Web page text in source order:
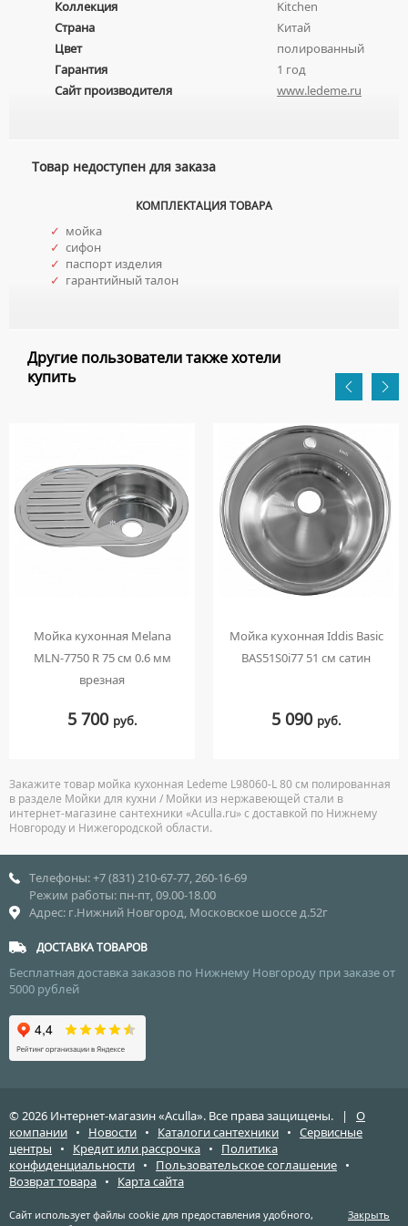
Коллекция
Kitchen
Страна
Китай
Цвет
полированный
Гарантия
1 год
Сайт производителя
www.ledeme.ru
Товар недоступен для заказа
КОМПЛЕКТАЦИЯ ТОВАРА
✓ мойка
✓ сифон
✓ паспорт изделия
✓ гарантийный талон
Другие пользователи также хотели
купить
Мойка кухонная Melana
MLN-7750 R 75 см 0.6 мм
врезная
5 700 руб.
Мойка кухонная Iddis Basic
BAS51S0i77 51 см сатин
5 090 руб.
Закажите товар мойка кухонная Ledeme L98060-L 80 см полированная
в разделе Мойки для кухни / Мойки из нержавеющей стали в
интернет-магазине сантехники «Aculla.ru» с доставкой по Нижнему
Новгороду и Нижегородской области.
СМЕСИТЕЛИ НА БОРТ ВАННЫ
ТЕРМОСТАТИЧЕСКИЕ СМЕСИТЕЛИ
ЦВЕТНЫЕ СМЕСИТЕЛИ
МЕБЕЛЬНЫЕ УМЫВАЛЬНИКИ
НАКЛАДНЫЕ УМЫВАЛЬНИКИ
ПОДВЕСНЫЕ УМЫВАЛЬНИКИ
УМЫВАЛЬНИКИ НАД СТИРАЛЬНЫМИ МАШИНАМИ
ПОЛУПЬЕДЕСТАЛЫ ДЛЯ УМЫВАЛЬНИКОВ
ПРИСТАВНЫЕ УНИТАЗЫ
УНИТАЗЫ-КОМПАКТЫ
УНИТАЗЫ С БИДЕТКОЙ
Телефоны: +7 (831) 210-67-77, 260-16-69
Режим работы: пн-пт, 09.00-18.00
Адрес: г.Нижний Новгород, Московское шоссе д.52г
ДОСТАВКА ТОВАРОВ
Бесплатная доставка заказов по Нижнему Новгороду при заказе от
5000 рублей
© 2026 Интернет-магазин «Aculla». Все права защищены. | О
компании • Новости • Каталоги сантехники • Сервисные
центры • Кредит или рассрочка • Политика
конфиденциальности • Пользовательское соглашение •
Возврат товара • Карта сайта
Закрыть
Сайт использует файлы cookie для предоставления удобного,